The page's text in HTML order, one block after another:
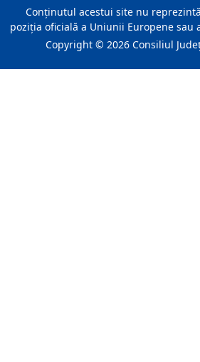
Conţinutul acestui site nu
poziţia oficială a Uniunii Europene sau
Copyright © 2026 Consiliul